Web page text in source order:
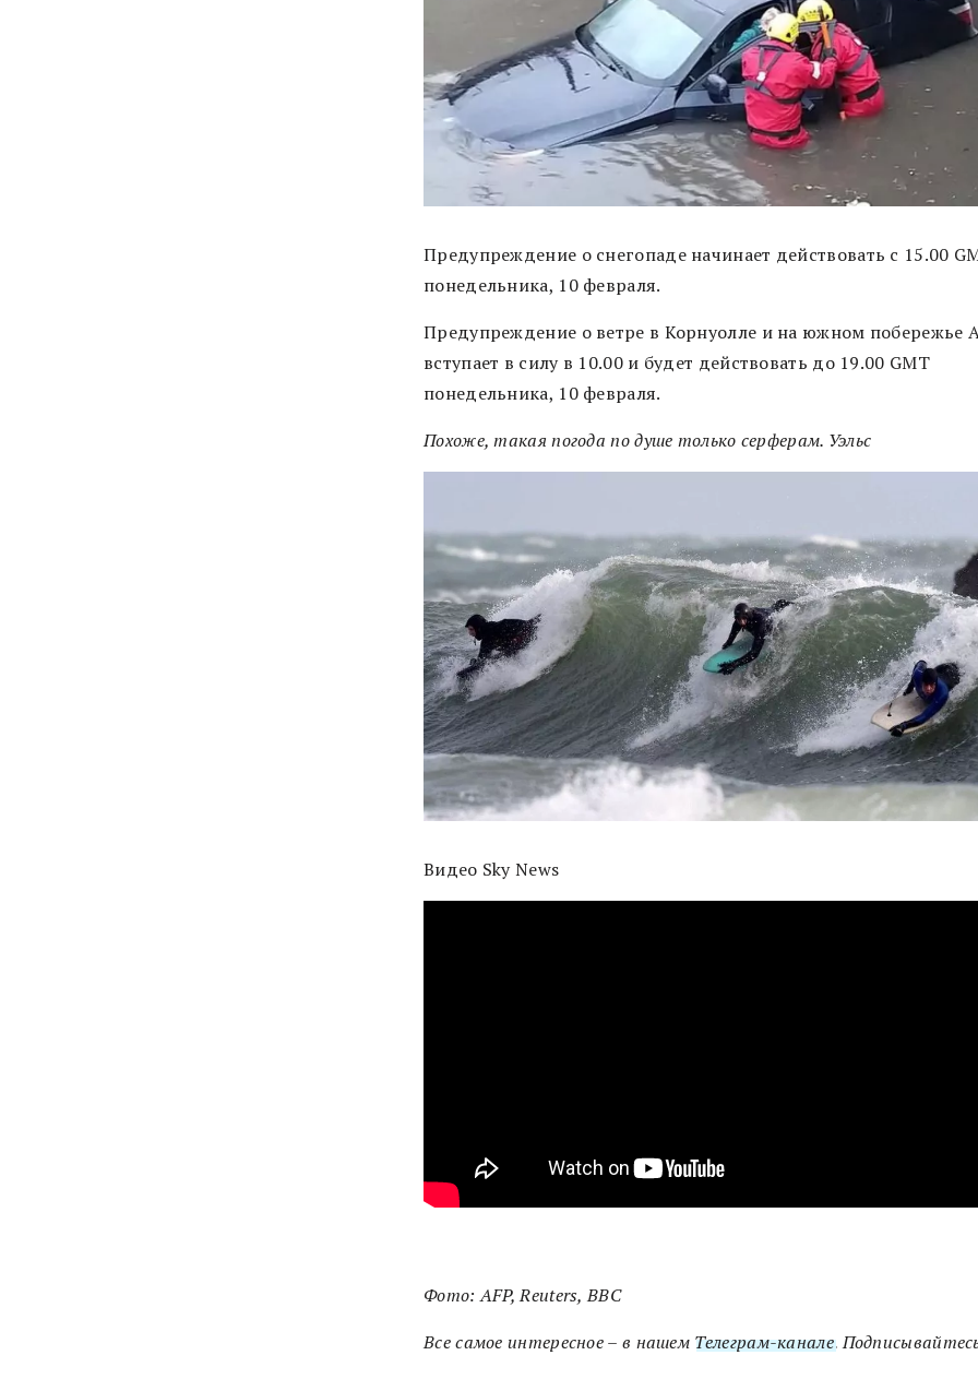
Предупреждение о снегопаде начинает действовать с 15.00
понедельника, 10 февраля.
Предупреждение о ветре в Корнуолле и на южном побережье
вступает в силу в 10.00 и будет действовать до 19.00 GMT
понедельника, 10 февраля.
Похоже, такая погода по душе только серферам. Уэльс
Видео Sky News
Фото: AFP, Reuters, BBC
Все самое интересное – в нашем Телеграм-канале.